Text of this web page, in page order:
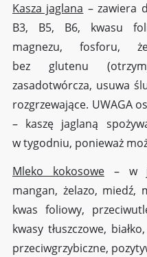
Kasza jaglana – zawiera
B3, B5, B6, kwasu
magnezu, fosforu,
bez glutenu
zasadotwórcza, usuwa
rozgrzewające. UWAGA
– kaszę jaglaną
w tygodniu, ponieważ
Mleko kokosowe– w
mangan, żelazo, miedź,
kwas foliowy,
kwasy tłuszczowe,
przeciwgrzybiczne,